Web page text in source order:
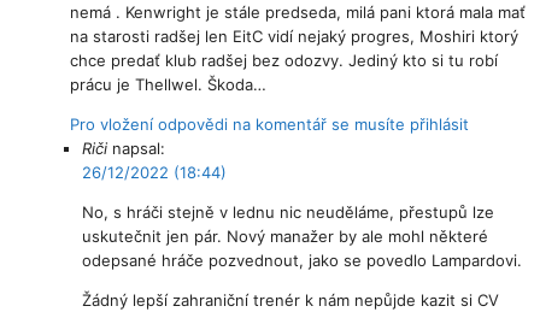
nemá . Kenwright je stále predseda, milá pani ktorá mala mať
na starosti radšej len EitC vidí nejaký progres, Moshiri ktorý
chce predať klub radšej bez odozvy. Jediný kto si tu robí
prácu je Thellwel. Škoda…
Pro vložení odpovědi na komentář se musíte přihlásit
Riči napsal:
26/12/2022 (18:44)
No, s hráči stejně v lednu nic neuděláme, přestupů lze
uskutečnit jen pár. Nový manažer by ale mohl některé
odepsané hráče pozvednout, jako se povedlo Lampardovi.
Žádný lepší zahraniční trenér k nám nepůjde kazit si CV